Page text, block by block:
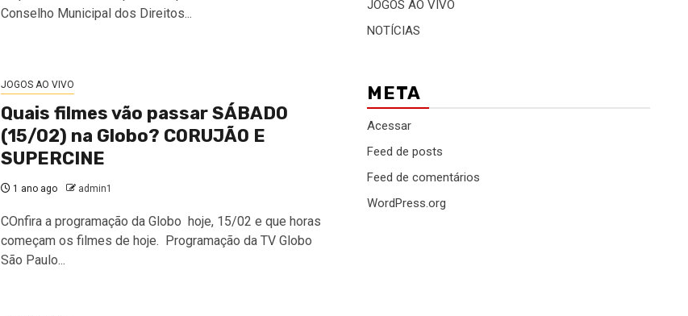
Conselho Municipal dos Direitos...
JOGOS AO VIVO
Quais filmes vão passar SÁBADO
(15/02) na Globo? CORUJÃO E
SUPERCINE
1 ano ago admin1
COnfira a programação da Globo hoje, 15/02 e que horas
começam os filmes de hoje. Programação da TV Globo
São Paulo...
JOGOS AO VIVO
NOTÍCIAS
META
Acessar
Feed de posts
Feed de comentários
WordPress.org